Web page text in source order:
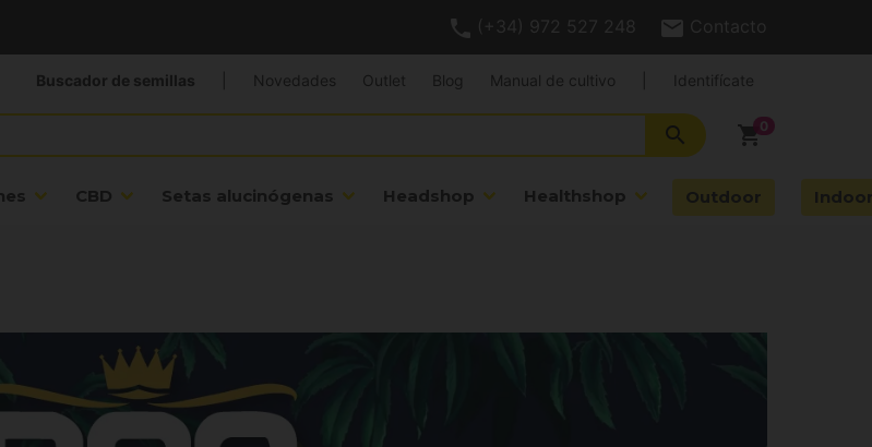
(+34) 972 527 248 Contacto
shopping_cart
search
CBD Setas alucinógenas Headshop Healthshop Outdoor
Buscador de semillas Novedades Outlet Blog Manual de cultivo Identifícate